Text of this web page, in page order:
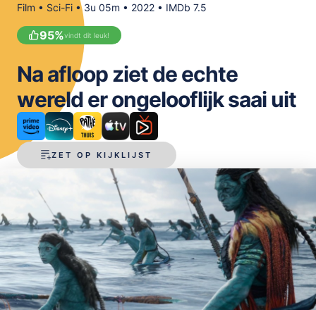
Film • Sci-Fi • 3u 05m • 2022 • IMDb 7.5
95%vindt dit leuk!
ZET OP KIJKLIJST
Na afloop ziet de echte
wereld er ongelooflijk saai uit